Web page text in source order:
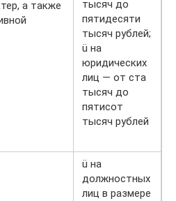
а также
тысяч до
пятидесяти
тысяч рублей;
ü на
юридических
лиц — от ста
тысяч до
пятисот
тысяч рублей
ü на
должностных
лиц в размере